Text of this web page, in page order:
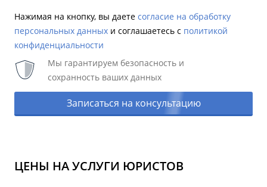
Нажимая на кнопку, вы даете согласие на обработку
персональных данных и соглашаетесь c политикой
конфиденциальности
Мы гарантируем безопасность и
сохранность ваших данных
Записаться на консультацию
ЦЕНЫ НА УСЛУГИ ЮРИСТОВ